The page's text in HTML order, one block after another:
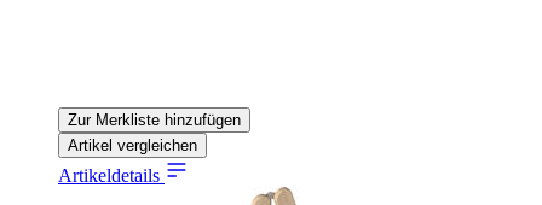
Zur Merkliste hinzufügen
Artikel vergleichen
Artikeldetails